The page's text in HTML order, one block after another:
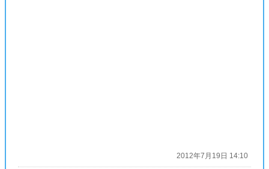
2012年7月19日 14:10